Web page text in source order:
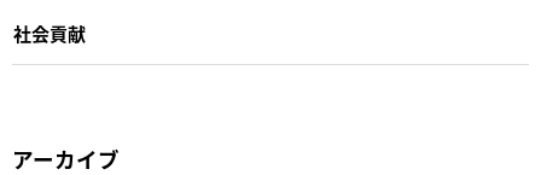
社会貢献
アーカイブ